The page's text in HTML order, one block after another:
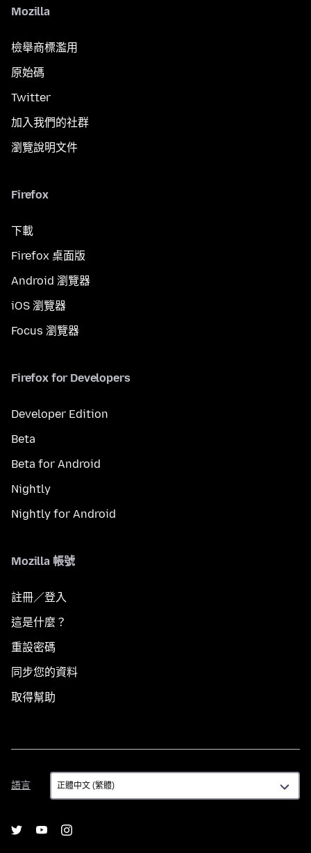
Mozilla
檢舉商標濫用
原始碼
Twitter
加入我們的社群
瀏覽說明文件
Firefox
下載
Firefox 桌面版
Android 瀏覽器
iOS 瀏覽器
Focus 瀏覽器
Firefox for Developers
Developer Edition
Beta
Beta for Android
Nightly
Nightly for Android
Mozilla 帳號
註冊／登入
這是什麼？
重設密碼
同步您的資料
取得幫助
語言
語
言